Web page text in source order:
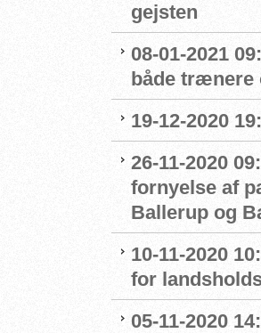
gejsten
08-01-2021
både
19-12-2020
26-11-2020
fornyelse af
Ballerup og
10-11-2020
for
05-11-2020